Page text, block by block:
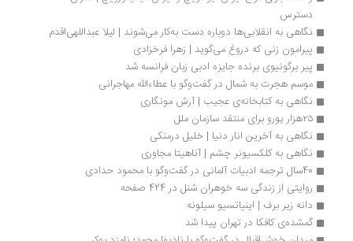
دسترس
نگاهی به انقلابی‌ها دوباره دست به‌کار می‌شوند | لیلا عبداللهی‌اقدم
پیرامون زنى که دروغ مى‌گوید | زهرا فرخزادی
پیر برگونیوی برنده جایزه ادبی زبان فرانسه شد
موسم هجرت به شمال در گفت‌وگو با عطاءالله مهاجرانی
نگاهی به کتابخانه‌ی عجیب | آرش مونگاری
نگاهی به آخرین انار دنیا | خلیل درمنکی
نگاهی به کلکسیونر چشم | آناهیتا مجاوری
روایتی از زندگی سه خوهران شنل در 424 صفحه
دانه زیر برف | اینیاتسیو سیلونه
گمشده‌ی کافکا در تهران پیدا شد